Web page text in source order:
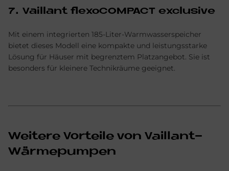
7. Vail­lant flexo­COM­PACT ex­clu­si­ve
Mit einem integrierten 185-Liter-Warmwasserspeicher
bietet dieses Modell eine kompakte und leistungsstarke
Lösung für Häuser mit begrenztem Platzangebot. Sie ist
besonders für kleinere Technikräume geeignet.
Weitere Vorteile von Vaillant-
Wärmepumpen